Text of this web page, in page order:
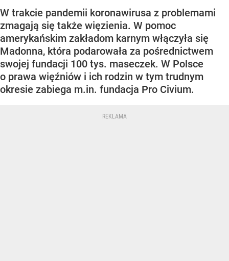
W trakcie pandemii koronawirusa z problemami
zmagają się także więzienia. W pomoc
amerykańskim zakładom karnym włączyła się
Madonna, która podarowała za pośrednictwem
swojej fundacji 100 tys. maseczek. W Polsce
o prawa więźniów i ich rodzin w tym trudnym
okresie zabiega m.in. fundacja Pro Civium.